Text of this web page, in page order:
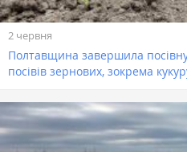
2 червня
Полтавщина завершила
посівів зернових, зокрема